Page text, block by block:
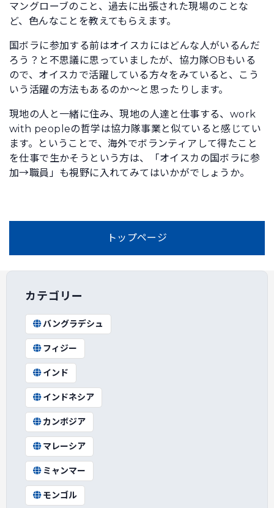
マングローブのこと、過去に出張された現場のことな
ど、色んなことを教えてもらえます。
国ボラに参加する前はオイスカにはどんな人がいるんだ
ろう？と不思議に思っていましたが、協力隊OBもいる
ので、オイスカで活躍している方々をみていると、こう
いう活躍の方法もあるのか～と思ったりします。
現地の人と一緒に住み、現地の人達と仕事する、work
with peopleの哲学は協力隊事業と似ていると感じてい
ます。ということで、海外でボランティアして得たこと
を仕事で生かそうという方は、「オイスカの国ボラに参
加→職員」も視野に入れてみてはいかがでしょうか。
トップページ
カテゴリー
バングラデシュ
フィジー
インド
インドネシア
カンボジア
マレーシア
ミャンマー
モンゴル